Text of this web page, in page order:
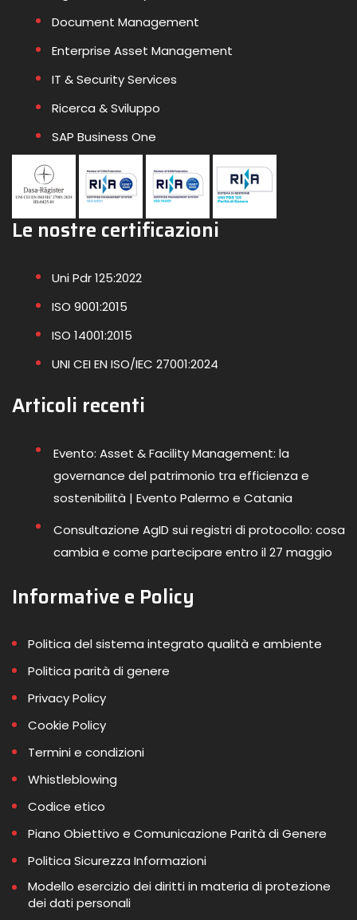
Document Management
Enterprise Asset Management
IT & Security Services
Ricerca & Sviluppo
SAP Business One
Le nostre certificazioni
Uni Pdr 125:2022
ISO 9001:2015
ISO 14001:2015
UNI CEI EN ISO/IEC 27001:2024
Articoli recenti
Evento: Asset & Facility Management: la
governance del patrimonio tra efficienza e
sostenibilità | Evento Palermo e Catania
Consultazione AgID sui registri di protocollo: cosa
cambia e come partecipare entro il 27 maggio
Informative e Policy
Politica del sistema integrato qualità e ambiente
Politica parità di genere
Privacy Policy
Cookie Policy
Termini e condizioni
Whistleblowing
Codice etico
Piano Obiettivo e Comunicazione Parità di Genere
Politica Sicurezza Informazioni
Modello esercizio dei diritti in materia di protezione
dei dati personali